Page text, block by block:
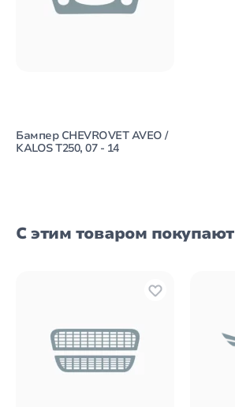
Бампер CHEVROVET AVEO /
KALOS T250, 07 - 14
С этим товаром покупают